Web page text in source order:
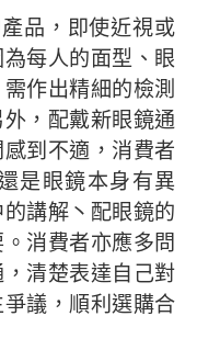
品，即使近視或
每人的面型、眼
作出精細的檢測
，配戴新眼鏡通
到不適，消費者
是眼鏡本身有異
講解丶配眼鏡的
消費者亦應多問
清楚表達自己對
議，順利選購合